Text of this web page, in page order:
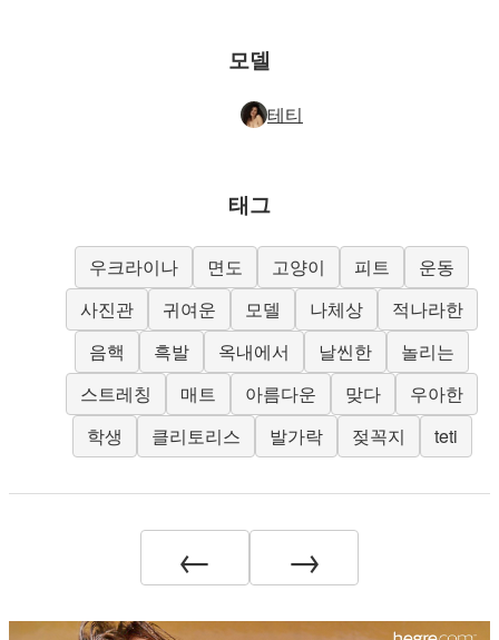
모델
테티
태그
우크라이나 면도 고양이 피트
운동
사진관
귀여운 모델 나체상
적나라한
음핵
흑발 옥내에서 날씬한
놀리는
스트레칭
매트 아름다운 맞다
우아한
학생
클리토리스 발가락 젖꼭지 teti
← →